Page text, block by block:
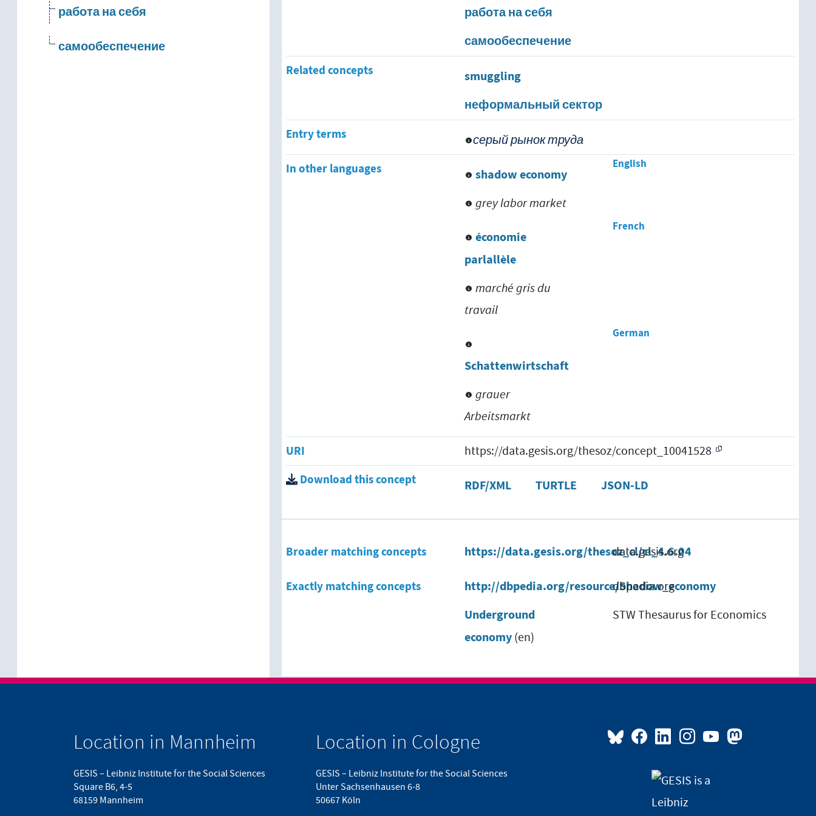
работа на себя
самообеспечение
работа на себя
самообеспечение
Related concepts
smuggling
неформальный сектор
Entry terms
серый рынок труда
In other languages English
shadow economy
grey labor market
French
économie
parlallèle
marché gris du
travail
German
Schattenwirtschaft
grauer
Arbeitsmarkt
URI https://data.gesis.org/thesoz/concept_10041528
Download this concept RDF/XML TURTLE JSON-LD
Broader matching concepts https://data.gesis.org/thesoz_cl/cl_4.6.04
data.gesis.org
Exactly matching concepts http://dbpedia.org/resource/Shadow_economy
dbpedia.org
Underground
economy(en)
STW Thesaurus for Economics
Location in Mannheim
GESIS – Leibniz Institute for the Social Sciences
Square B6, 4-5
68159 Mannheim
Location in Cologne
GESIS – Leibniz Institute for the Social Sciences
Unter Sachsenhausen 6-8
50667 Köln